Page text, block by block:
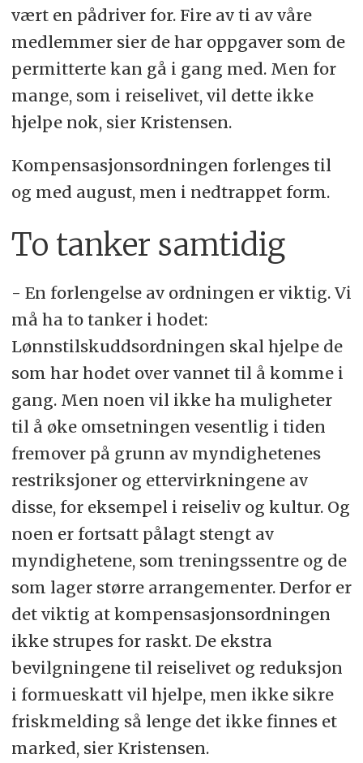
vært en pådriver for. Fire av ti av våre
medlemmer sier de har oppgaver som de
permitterte kan gå i gang med. Men for
mange, som i reiselivet, vil dette ikke
hjelpe nok, sier Kristensen.
Kompensasjonsordningen forlenges til
og med august, men i nedtrappet form.
To tanker samtidig
- En forlengelse av ordningen er viktig. Vi
må ha to tanker i hodet:
Lønnstilskuddsordningen skal hjelpe de
som har hodet over vannet til å komme i
gang. Men noen vil ikke ha muligheter
til å øke omsetningen vesentlig i tiden
fremover på grunn av myndighetenes
restriksjoner og ettervirkningene av
disse, for eksempel i reiseliv og kultur. Og
noen er fortsatt pålagt stengt av
myndighetene, som treningssentre og de
som lager større arrangementer. Derfor er
det viktig at kompensasjonsordningen
ikke strupes for raskt. De ekstra
bevilgningene til reiselivet og reduksjon
i formueskatt vil hjelpe, men ikke sikre
friskmelding så lenge det ikke finnes et
marked, sier Kristensen.